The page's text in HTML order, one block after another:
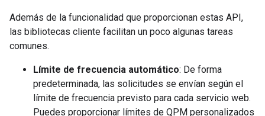
Además de la funcionalidad que proporcionan estas API,
las bibliotecas cliente facilitan un poco algunas tareas
comunes.
Límite de frecuencia automático: De forma
predeterminada, las solicitudes se envían según el
límite de frecuencia previsto para cada servicio web.
Puedes proporcionar límites de QPM personalizados